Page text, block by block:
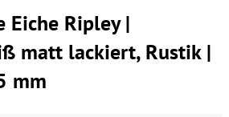
Eiche Ripley |
matt lackiert, Rustik |
mm